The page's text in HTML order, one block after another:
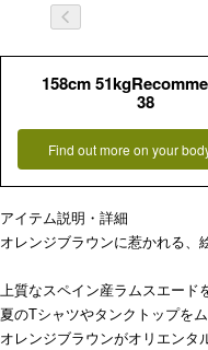
158cm
38
Find out more on your
アイテム説明・詳細
オレンジブラウンに惹かれる、
上質なスペイン産ラムスエード
夏のTシャツやタンクトップを
オレンジブラウンがオリエンタ